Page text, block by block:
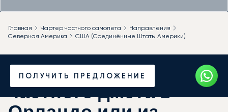
ПОЛУЧИТЬ ПРЕДЛОЖЕНИЕ
Главная Чартер частного самолета
Направления
Северная Америка
США (Соединённые Штаты Америки)
Закажите аренду
частного джета в